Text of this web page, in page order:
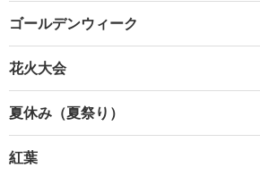
ゴールデンウィーク
花火大会
夏休み（夏祭り）
紅葉